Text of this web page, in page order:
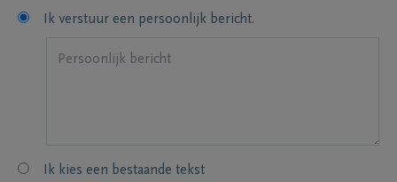
Ik verstuur een persoonlijk bericht.
Ik kies een bestaande tekst